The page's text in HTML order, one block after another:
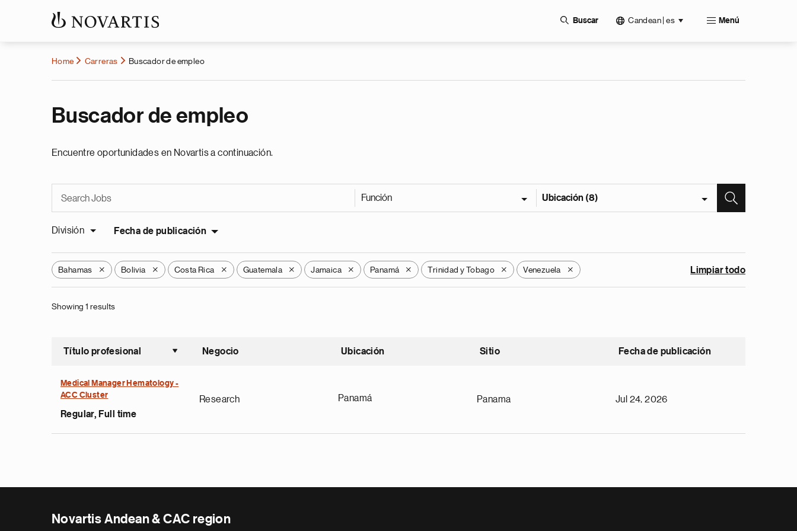
Buscar Candean | es Menú
Home Carreras Buscador de empleo
Buscador de empleo
Encuentre oportunidades en Novartis a continuación.
Función Ubicación (8)
División Fecha de publicación
Bahamas X Bolivia X Costa Rica X Guatemala X Jamaica X Panamá X Trinidad y Tobago X Venezuela X Limpiar todo
Showing 1 results
Título profesional
Ordenar ascendente
Negocio Ubicación Sitio Fecha de publicación
Medical Manager Hematology -
ACC Cluster
Regular, Full time
Research Panamá Panama Jul 24, 2026
Novartis Andean & CAC region